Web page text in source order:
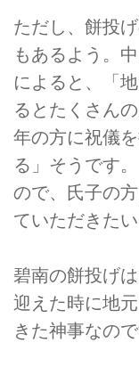
ただし、餅投
もあるよう。
によると、「
るとたくさん
年の方に祝儀
る」そうです
ので、氏子の
ていただきた
碧南の餅投げ
迎えた時に地
きた神事なので